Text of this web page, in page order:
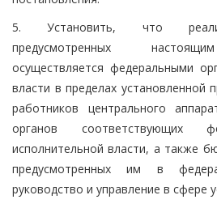
5. Установить, что
предусмотренных
осуществляется федеральными
власти в пределах установленной
работников центрального
органов соответствующих
исполнительной власти, а также
предусмотренных им в
руководство и управление в сфере